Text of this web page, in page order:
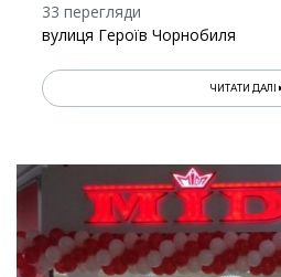
33 перегляди
вулиця Героїв Чорнобиля
ЧИТАТИ ДАЛІ